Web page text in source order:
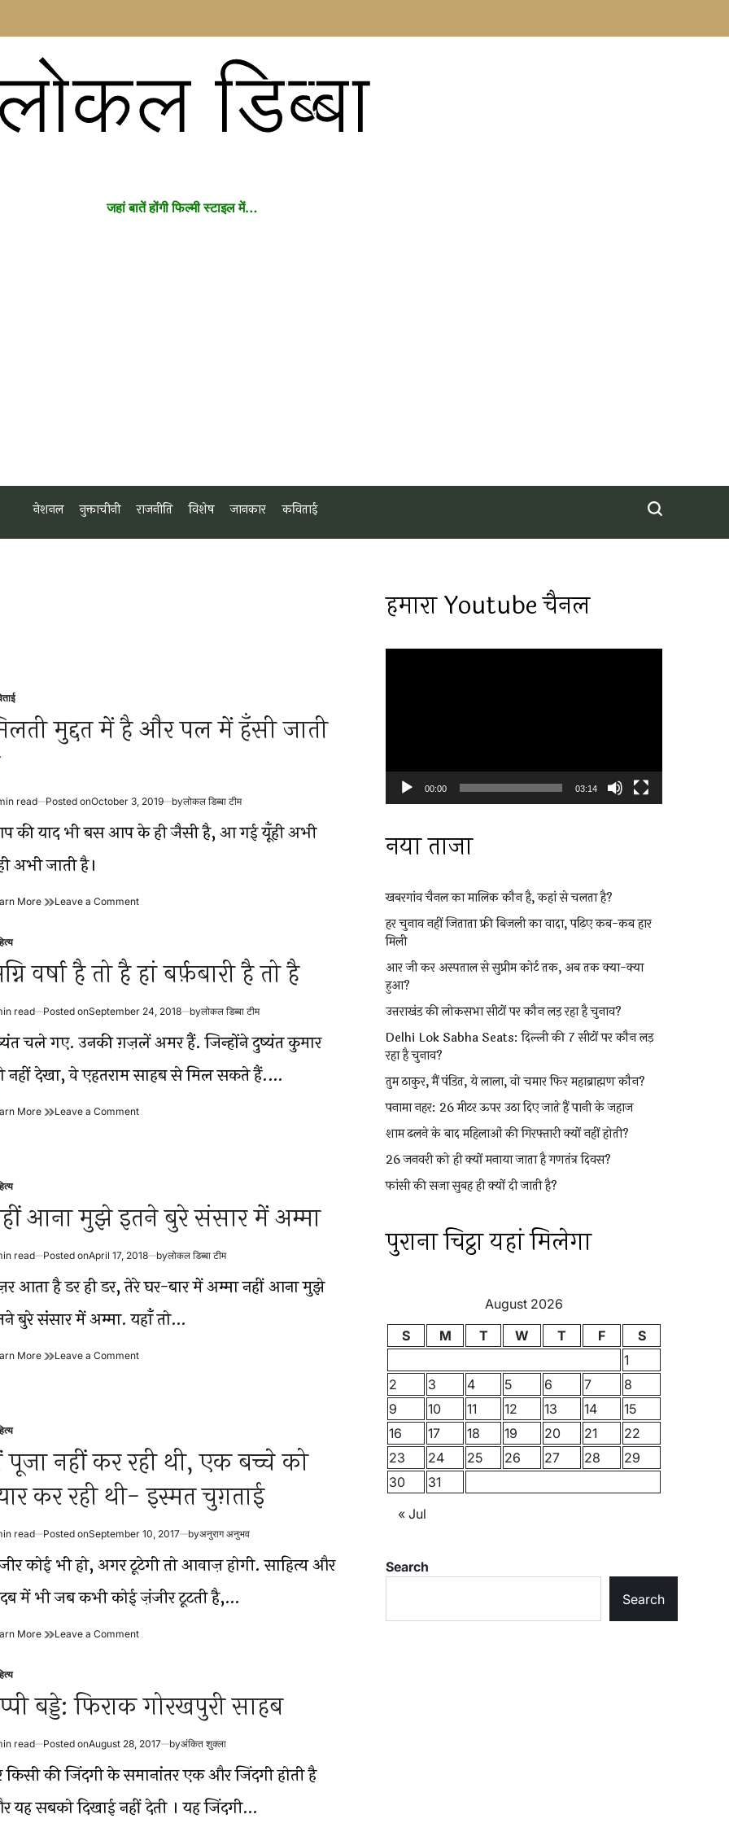
डिब्बा
जहां बातें होंगी फिल्मी स्टाइल में…
नेशनल नुक्ताचीनी राजनीति विशेष जानकार कविताई
मुद्दत में है और पल में हँसी जाती
read Posted onOctober 3, 2019 byलोकल डिब्बा टीम
की याद भी बस आप के ही जैसी है, आ गई यूँही अभी
अभी जाती है।
More मिलती
पल
जाती
Leave a Commenton
और
पल
हँसी
जाती
है
वर्षा है तो है हां बर्फ़बारी है तो है
read Posted onSeptember 24, 2018 byलोकल डिब्बा टीम
चले गए. उनकी ग़ज़लें अमर हैं. जिन्होंने दुष्यंत कुमार
नहीं देखा, वे एहतराम साहब से मिल सकते हैं.…
More अग्नि
है
तो
Leave a Commenton
बर्फ़बारी
है
है
आना मुझे इतने बुरे संसार में अम्मा
read Posted onApril 17, 2018 byलोकल डिब्बा टीम
आता है डर ही डर, तेरे घर-बार में अम्मा नहीं आना मुझे
बुरे संसार में अम्मा. यहाँ तो…
More नहीं
अम्मा
Leave a Commenton
में
अम्मा
नहीं कर रही थी, एक बच्चे को
कर रही थी- इस्मत चुग़ताई
read Posted onSeptember 10, 2017 byअनुराग अनुभव
कोई भी हो, अगर टूटेगी तो आवाज़ होगी. साहित्य और
में भी जब कभी कोई ज़ंजीर टूटती है,…
More मैं
रही
थी,
एक
को
प्यार
कर
थी-
Leave a Commenton
रही
बच्चे
प्यार
रही
बड्डे: फिराक गोरखपुरी साहब
read Posted onAugust 28, 2017 byअंकित शुक्ला
किसी की जिंदगी के समानांतर एक और जिंदगी होती है
यह सबको दिखाई नहीं देती । यह जिंदगी…
हमारा Youtube चैनल
00:00 03:14
नया ताजा
खबरगांव चैनल का मालिक कौन है, कहां से चलता है?
हर चुनाव नहीं जिताता फ्री बिजली का वादा, पढ़िए कब-कब हार
मिली
आर जी कर अस्पताल से सुप्रीम कोर्ट तक, अब तक क्या-क्या
हुआ?
उत्तराखंड की लोकसभा सीटों पर कौन लड़ रहा है चुनाव?
Delhi Lok Sabha Seats: दिल्ली की 7 सीटों पर कौन लड़
रहा है चुनाव?
तुम ठाकुर, मैं पंडित, ये लाला, वो चमार फिर महाब्राह्मण कौन?
पनामा नहर: 26 मीटर ऊपर उठा दिए जाते हैं पानी के जहाज
शाम ढलने के बाद महिलाओं की गिरफ्तारी क्यों नहीं होती?
26 जनवरी को ही क्यों मनाया जाता है गणतंत्र दिवस?
फांसी की सजा सुबह ही क्यों दी जाती है?
पुराना चिट्ठा यहां मिलेगा
August 2026
S
M T W T F
S
1
2
3 4 5 6 7
8
9
10 11 12 13 14
15
16
17 18 19 20 21
22
23
24 25 26 27 28
29
30
31
« Jul
Search
Search